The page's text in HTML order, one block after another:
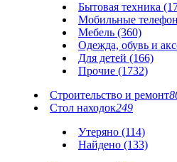
Бытовая техника
Мобильные
Мебель (360)
Одежда, обувь и
Для детей (166)
Прочие (1732)
Строительство и ремонт
Стол находок249
Утеряно (114)
Найдено (133)